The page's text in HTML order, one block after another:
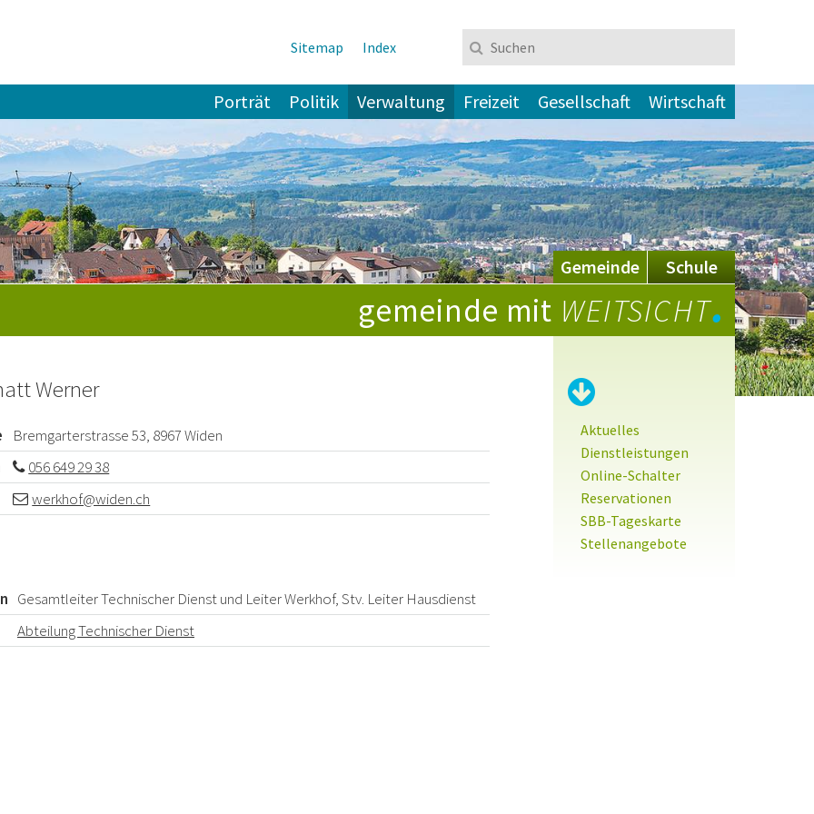
Sitemap Index Suchbegriff
Porträt Politik Verwaltung Freizeit Gesellschaft Wirtschaft
Gemeinde Schule
gemeinde mit WEITSICHT.
Werner
Bremgarterstrasse 53, 8967 Widen
056 649 29 38
werkhof@widen.ch
Gesamtleiter Technischer Dienst und Leiter Werkhof, Stv. Leiter Hausdienst
Abteilung Technischer Dienst
Sidebar
Aktuelles
Dienstleistungen
Online-Schalter
Reservationen
SBB-Tageskarte
Stellenangebote